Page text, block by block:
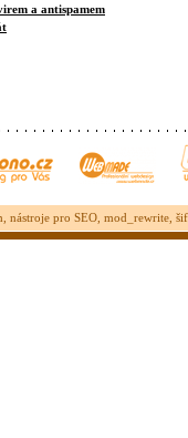
a antispamem
pro SEO, mod_rewrite,